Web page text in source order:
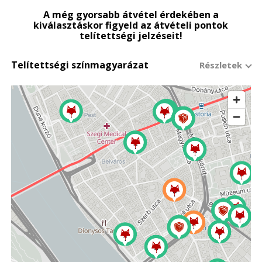
A még gyorsabb átvétel érdekében a
kiválasztáskor figyeld az átvételi pontok
telítettségi jelzéseit!
Telítettségi színmagyarázat Részletek